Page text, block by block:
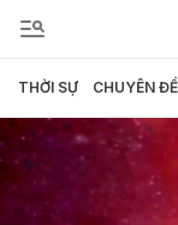
THỜI SỰ CHUYÊN ĐỀ